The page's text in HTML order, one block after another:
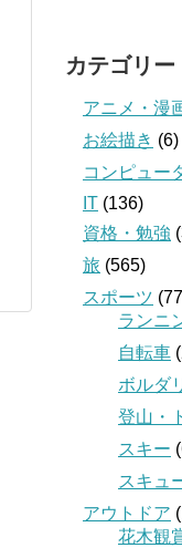
カテゴリー
アニメ・漫
お絵描き (6)
コンピュー
IT (136)
資格・勉強
旅 (565)
スポーツ
ランニ
自転車
ボルダ
登山・
スキー
スキュ
アウトドア
花木観